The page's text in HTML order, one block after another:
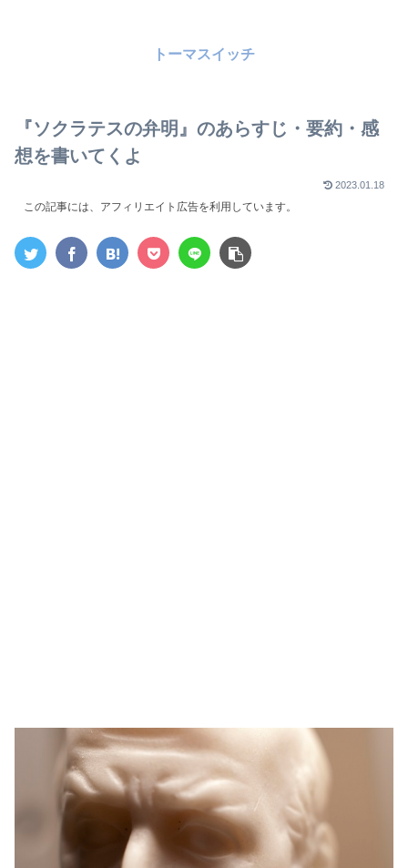
トーマスイッチ
『ソクラテスの弁明』のあらすじ・要約・感
想を書いてくよ
2023.01.18
この記事には、アフィリエイト広告を利用しています。